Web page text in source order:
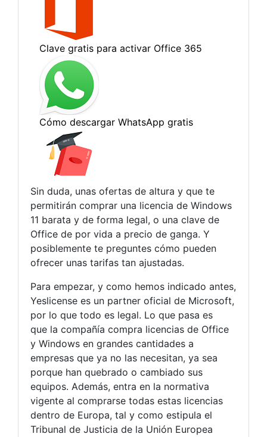
Sin duda, unas ofertas de altura y que te
permitirán comprar una licencia de Windows
11 barata y de forma legal, o una clave de
Office de por vida a precio de ganga. Y
posiblemente te preguntes cómo pueden
ofrecer unas tarifas tan ajustadas.
Para empezar, y como hemos indicado antes,
Yeslicense es un partner oficial de Microsoft,
por lo que todo es legal. Lo que pasa es
que la compañía compra licencias de Office
y Windows en grandes cantidades a
empresas que ya no las necesitan, ya sea
porque han quebrado o cambiado sus
equipos. Además, entra en la normativa
vigente al comprarse todas estas licencias
dentro de Europa, tal y como estipula el
Tribunal de Justicia de la Unión Europea